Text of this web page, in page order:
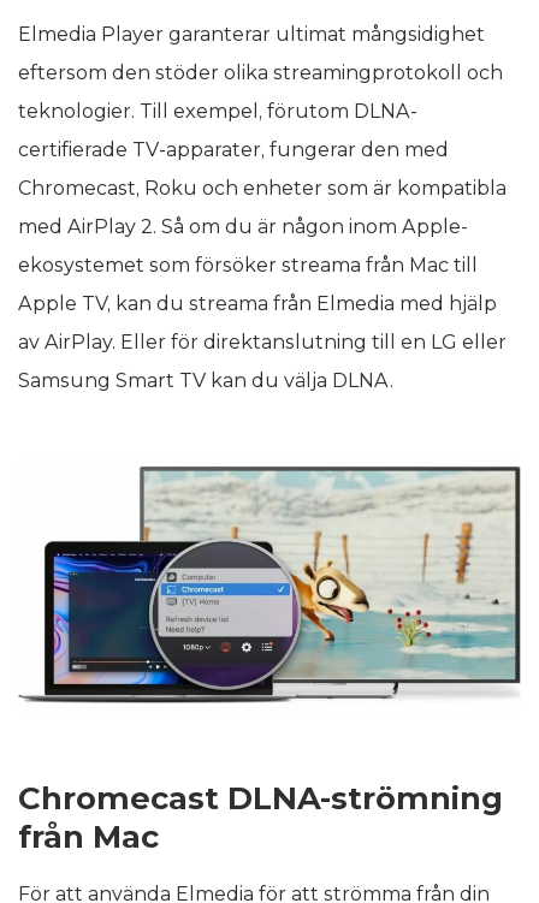
Elmedia Player garanterar ultimat mångsidighet
eftersom den stöder olika streamingprotokoll och
teknologier. Till exempel, förutom DLNA-
certifierade TV-apparater, fungerar den med
Chromecast, Roku och enheter som är kompatibla
med AirPlay 2. Så om du är någon inom Apple-
ekosystemet som försöker streama från Mac till
Apple TV, kan du streama från Elmedia med hjälp
av AirPlay. Eller för direktanslutning till en LG eller
Samsung Smart TV kan du välja DLNA.
Chromecast DLNA-strömning
från Mac
För att använda Elmedia för att strömma från din